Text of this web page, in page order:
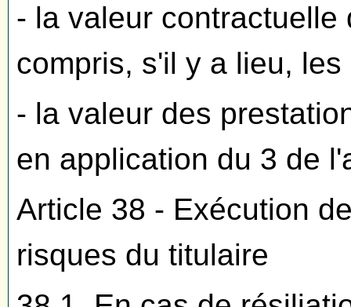
- la valeur
compris, s'il y a lieu,
- la valeur des
en application du 3 de
Article 38 - Exécution
risques du titulaire